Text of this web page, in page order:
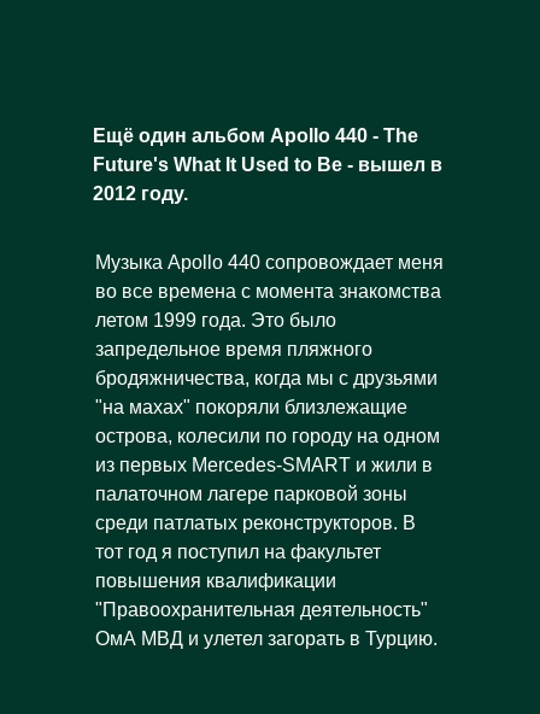
Ещё один альбом Apollo 440 - The
Future's What It Used to Be - вышел в
2012 году.
Музыка Apollo 440 сопровождает меня
во все времена с момента знакомства
летом 1999 года. Это было
запредельное время пляжного
бродяжничества, когда мы с друзьями
"на махах" покоряли близлежащие
острова, колесили по городу на одном
из первых Mercedes-SMART и жили в
палаточном лагере парковой зоны
среди патлатых реконструкторов. В
тот год я поступил на факультет
повышения квалификации
"Правоохранительная деятельность"
ОмА МВД и улетел загорать в Турцию.